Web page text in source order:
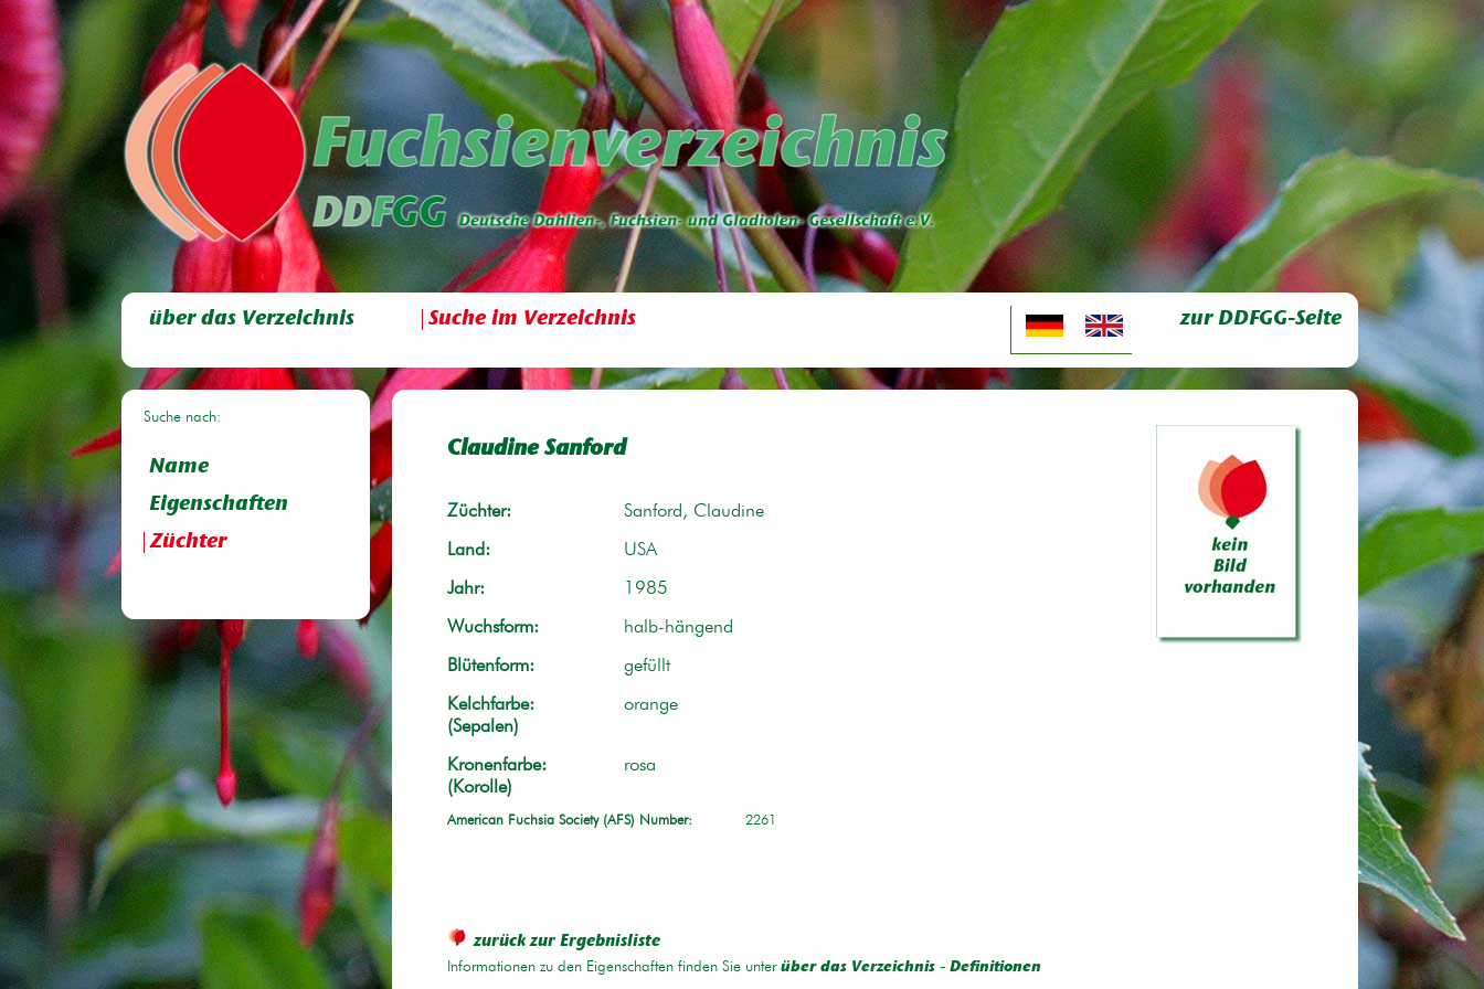
über das Verzeichnis Suche im Verzeichnis zur DDFGG-Seite
Suche nach:
Name
Eigenschaften
Züchter
Claudine Sanford
Züchter: Sanford, Claudine
Land: USA
Jahr: 1985
Wuchsform: halb-hängend
Blütenform: gefüllt
Kelchfarbe:
(Sepalen)
orange
Kronenfarbe:
(Korolle)
rosa
American Fuchsia Society (AFS) Number: 2261
zurück zur Ergebnisliste
Informationen zu den Eigenschaften finden Sie unter über das Verzeichnis - Definitionen